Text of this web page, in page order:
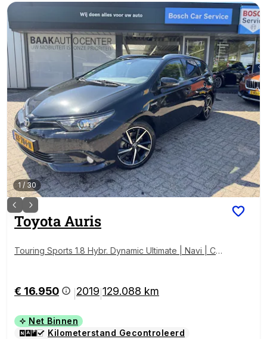
1 / 30
ToyotaAuris
Touring Sports 1.8 Hybr. Dynamic Ultimate | Navi | Ca
€ 16.950 2019 129.088 km
Net Binnen
Kilometerstand Gecontroleerd